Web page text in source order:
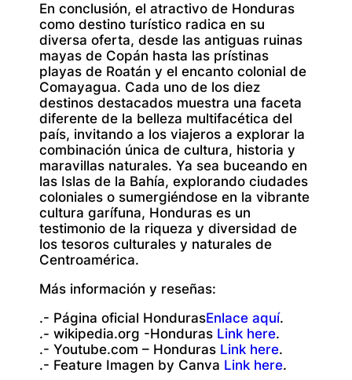
En conclusión, el atractivo de Honduras
como destino turístico radica en su
diversa oferta, desde las antiguas ruinas
mayas de Copán hasta las prístinas
playas de Roatán y el encanto colonial de
Comayagua. Cada uno de los diez
destinos destacados muestra una faceta
diferente de la belleza multifacética del
país, invitando a los viajeros a explorar la
combinación única de cultura, historia y
maravillas naturales. Ya sea buceando en
las Islas de la Bahía, explorando ciudades
coloniales o sumergiéndose en la vibrante
cultura garífuna, Honduras es un
testimonio de la riqueza y diversidad de
los tesoros culturales y naturales de
Centroamérica.
Más información y reseñas:
.- Página oficial HondurasEnlace aquí.
.- wikipedia.org -Honduras Link here.
.- Youtube.com – Honduras Link here.
.- Feature Imagen by Canva Link here.